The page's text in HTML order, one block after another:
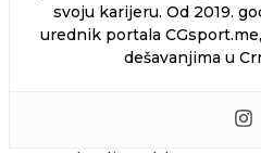
svoju karijeru. Od 2019.
urednik portala
dešavanjima u